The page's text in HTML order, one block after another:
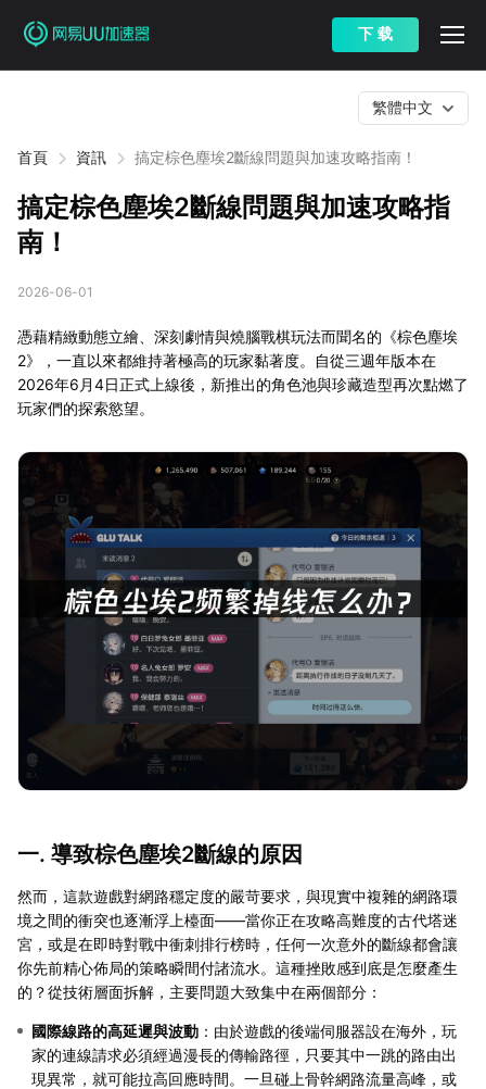
下 载
首頁 資訊 搞定棕色塵埃2斷線問題與加速攻略指南！
繁體中文
搞定棕色塵埃2斷線問題與加速攻略指
南！
2026-06-01
憑藉精緻動態立繪、深刻劇情與燒腦戰棋玩法而聞名的《棕色塵埃
2》，一直以來都維持著極高的玩家黏著度。自從三週年版本在
2026年6月4日正式上線後，新推出的角色池與珍藏造型再次點燃了
玩家們的探索慾望。
一. 導致棕色塵埃2斷線的原因
然而，這款遊戲對網路穩定度的嚴苛要求，與現實中複雜的網路環
境之間的衝突也逐漸浮上檯面——當你正在攻略高難度的古代塔迷
宮，或是在即時對戰中衝刺排行榜時，任何一次意外的斷線都會讓
你先前精心佈局的策略瞬間付諸流水。這種挫敗感到底是怎麼產生
的？從技術層面拆解，主要問題大致集中在兩個部分：
國際線路的高延遲與波動 ：由於遊戲的後端伺服器設在海外，玩
家的連線請求必須經過漫長的傳輸路徑，只要其中一跳的路由出
現異常，就可能拉高回應時間。一旦碰上骨幹網路流量高峰，或